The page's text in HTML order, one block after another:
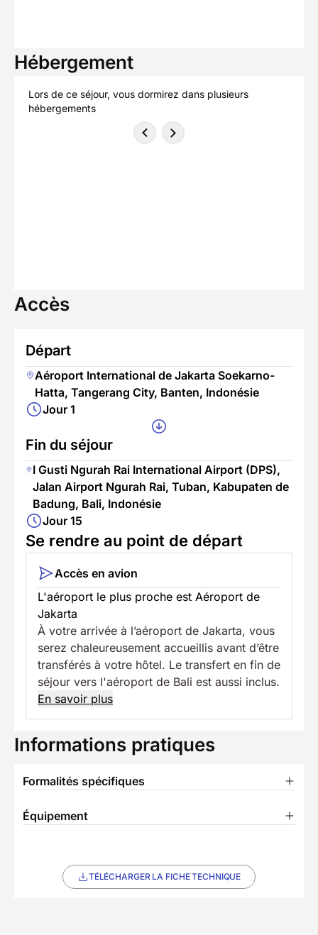
Hébergement
Lors de ce séjour, vous dormirez dans plusieurs
hébergements
Accès
Départ
Aéroport International de Jakarta Soekarno-
Hatta, Tangerang City, Banten, Indonésie
Jour 1
Fin du séjour
I Gusti Ngurah Rai International Airport (DPS),
Jalan Airport Ngurah Rai, Tuban, Kabupaten de
Badung, Bali, Indonésie
Jour 15
Se rendre au point de départ
Accès en avion
L'aéroport le plus proche est Aéroport de
Jakarta
À votre arrivée à l’aéroport de Jakarta, vous
serez chaleureusement accueillis avant d’être
transférés à votre hôtel. Le transfert en fin de
séjour vers l'aéroport de Bali est aussi inclus.
En savoir plus
Informations pratiques
Formalités spécifiques
Équipement
TÉLÉCHARGER LA FICHE TECHNIQUE